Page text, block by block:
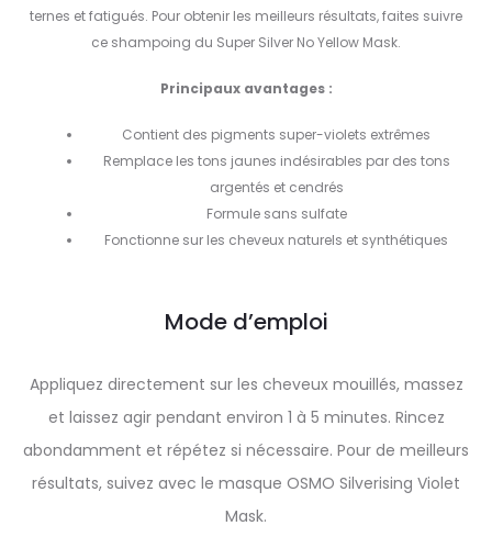
ternes et fatigués. Pour obtenir les meilleurs résultats, faites suivre
ce shampoing du Super Silver No Yellow Mask.
Principaux avantages :
Contient des pigments super-violets extrêmes
Remplace les tons jaunes indésirables par des tons
argentés et cendrés
Formule sans sulfate
Fonctionne sur les cheveux naturels et synthétiques
Mode d’emploi
Appliquez directement sur les cheveux mouillés, massez
et laissez agir pendant environ 1 à 5 minutes. Rincez
abondamment et répétez si nécessaire. Pour de meilleurs
résultats, suivez avec le masque OSMO Silverising Violet
Mask.